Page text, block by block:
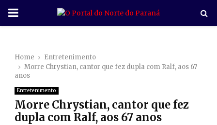
P
M
A
Home
Entretenimento
Morre Chrystian, cantor que fez dupla com Ralf, aos 67
anos
Entretenimento
Morre Chrystian, cantor que fez
dupla com Ralf, aos 67 anos